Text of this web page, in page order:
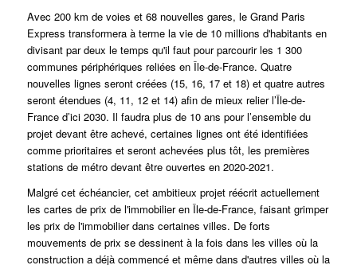
Avec 200 km de voies et 68 nouvelles gares, le Grand Paris
Express transformera à terme la vie de 10 millions d'habitants en
divisant par deux le temps qu'il faut pour parcourir les 1 300
communes périphériques reliées en Île-de-France. Quatre
nouvelles lignes seront créées (15, 16, 17 et 18) et quatre autres
seront étendues (4, 11, 12 et 14) afin de mieux relier l’Île-de-
France d’ici 2030. Il faudra plus de 10 ans pour l’ensemble du
projet devant être achevé, certaines lignes ont été identifiées
comme prioritaires et seront achevées plus tôt, les premières
stations de métro devant être ouvertes en 2020-2021.
Malgré cet échéancier, cet ambitieux projet réécrit actuellement
les cartes de prix de l'immobilier en Île-de-France, faisant grimper
les prix de l'immobilier dans certaines villes. De forts
mouvements de prix se dessinent à la fois dans les villes où la
construction a déjà commencé et même dans d'autres villes où la